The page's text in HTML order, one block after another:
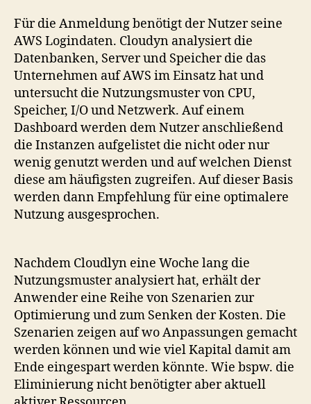
Für die Anmeldung benötigt der Nutzer seine
AWS Logindaten. Cloudyn analysiert die
Datenbanken, Server und Speicher die das
Unternehmen auf AWS im Einsatz hat und
untersucht die Nutzungsmuster von CPU,
Speicher, I/O und Netzwerk. Auf einem
Dashboard werden dem Nutzer anschließend
die Instanzen aufgelistet die nicht oder nur
wenig genutzt werden und auf welchen Dienst
diese am häufigsten zugreifen. Auf dieser Basis
werden dann Empfehlung für eine optimalere
Nutzung ausgesprochen.
Nachdem Cloudlyn eine Woche lang die
Nutzungsmuster analysiert hat, erhält der
Anwender eine Reihe von Szenarien zur
Optimierung und zum Senken der Kosten. Die
Szenarien zeigen auf wo Anpassungen gemacht
werden können und wie viel Kapital damit am
Ende eingespart werden könnte. Wie bspw. die
Eliminierung nicht benötigter aber aktuell